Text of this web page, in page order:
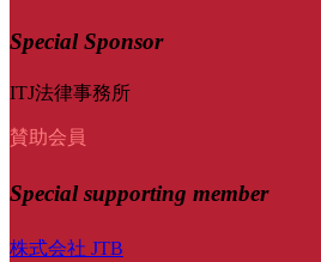
Special Sponsor
ITJ法律事務所
賛助会員
Specialsupporting member
株式会社 JTB